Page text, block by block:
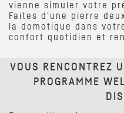
vienne simuler votre
Faites d'une pierre
la domotique dans
confort quotidien et
VOUS RENCONTREZ
PROGRAMME